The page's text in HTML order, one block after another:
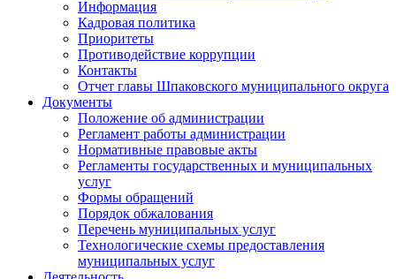
Информация
Кадровая политика
Приоритеты
Противодействие коррупции
Контакты
Отчет главы Шпаковского муниципального округа
Документы
Положение об администрации
Регламент работы администрации
Нормативные правовые акты
Регламенты государственных и муниципальных
услуг
Формы обращений
Порядок обжалования
Перечень муниципальных услуг
Технологические схемы предоставления
муниципальных услуг